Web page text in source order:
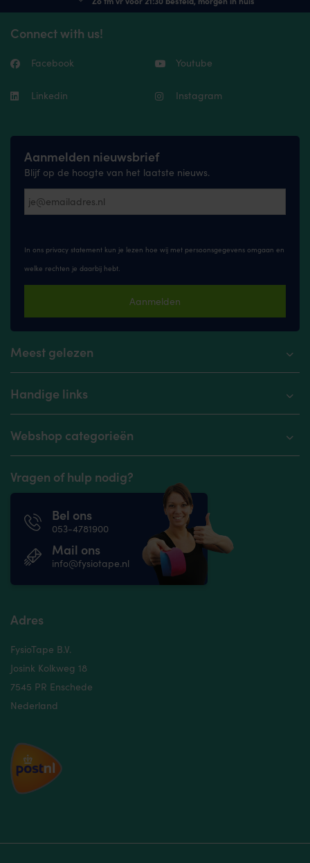
Connect with us!
Facebook Youtube
Linkedin Instagram
Aanmelden nieuwsbrief
Blijf op de hoogte van het laatste nieuws.
In ons privacy statement kun je lezen hoe wij met persoonsgegevens omgaan en
welke rechten je daarbij hebt.
Aanmelden
Meest gelezen
Handige links
Webshop categorieën
Vragen of hulp nodig?
Bel ons
053-4781900
Mail ons
info@fysiotape.nl
Adres
FysioTape B.V.
Josink Kolkweg 18
7545 PR Enschede
Nederland